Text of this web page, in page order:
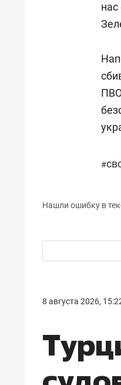
нас
#
Нашли ошибку в
8 августа 2026,